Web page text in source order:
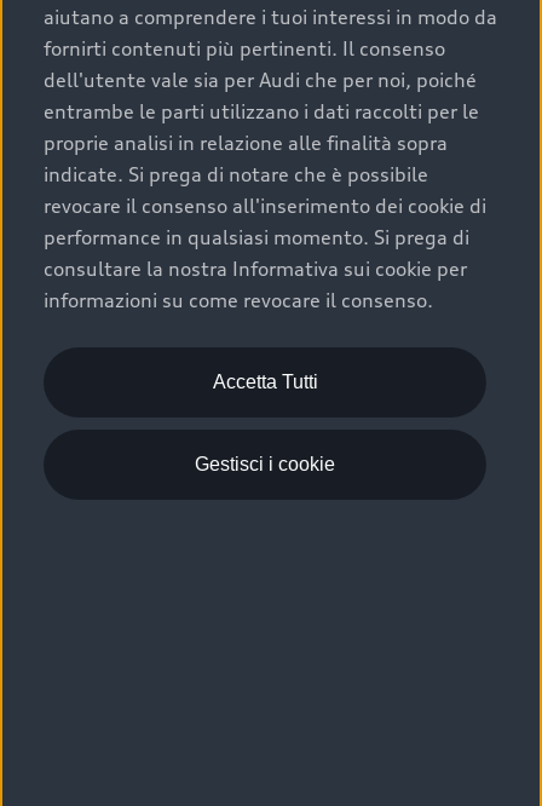
condizioni della carrozzeria e degli interni: una
buona conservazione evidenzia cura e attenzione del
precedente proprietario;
efficienza meccanica: motore, trasmissione e
componenti principali in ottimo stato garantiscono
prestazioni affidabili e sicure.
Acquistare un’auto usata in una Concessionaria ufficiale
Audi che offre l’usato garantito tramite Audi Prima
Scelta :plus, significa affidarsi ad un prodotto che viene
sottoposto a 110 controlli approfonditi e coperto da
garanzia fino a 4 anni per una maggiore tutela del tuo
acquisto.
aiutano a comprendere i tuoi interessi in modo da
fornirti contenuti più pertinenti. Il consenso
dell'utente vale sia per Audi che per noi, poiché
entrambe le parti utilizzano i dati raccolti per le
proprie analisi in relazione alle finalità sopra
indicate. Si prega di notare che è possibile
revocare il consenso all'inserimento dei cookie di
performance in qualsiasi momento. Si prega di
consultare la nostra Informativa sui cookie per
informazioni su come revocare il consenso.
Accetta Tutti
Gestisci i cookie